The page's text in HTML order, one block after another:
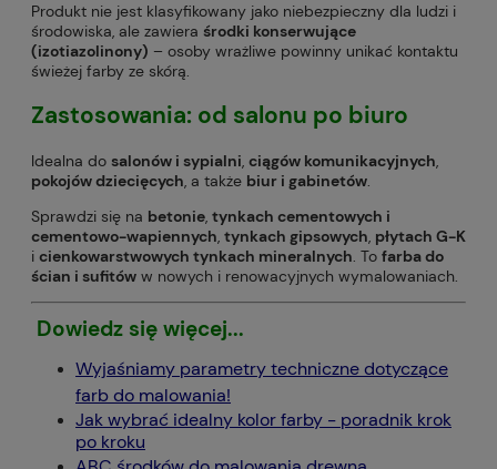
Produkt nie jest klasyfikowany jako niebezpieczny dla ludzi i
środowiska, ale zawiera środki konserwujące
(izotiazolinony) – osoby wrażliwe powinny unikać kontaktu
świeżej farby ze skórą.
Zastosowania: od salonu po biuro
Idealna do salonów i sypialni, ciągów komunikacyjnych,
pokojów dziecięcych, a także biur i gabinetów.
Sprawdzi się na betonie, tynkach cementowych i
cementowo-wapiennych, tynkach gipsowych, płytach G-K
i cienkowarstwowych tynkach mineralnych. To farba do
ścian i sufitów w nowych i renowacyjnych wymalowaniach.
Dowiedz się więcej...
Wyjaśniamy parametry techniczne dotyczące
farb do malowania!
Jak wybrać idealny kolor farby - poradnik krok
po kroku